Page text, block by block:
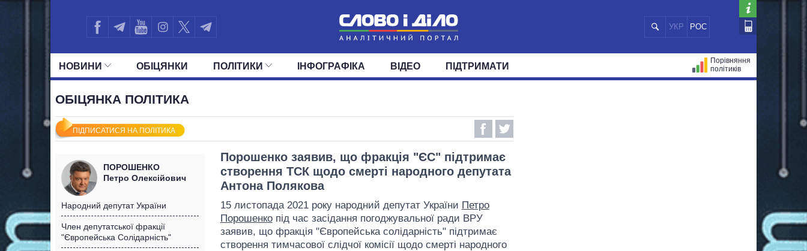
УКР РОС
НОВИНИ
СВІТ
ОБIЦЯНКИ ПОЛIТИКИ
ОКРУГИ
ІНФОГРАФІКА ВІДЕО ПІДТРИМАТИ
Порівняння
політиків
ОБІЦЯНКА ПОЛІТИКА
ПІДПИСАТИСЯ НА ПОЛІТИКА
ПОРОШЕНКО
Петро Олексійович
Народний депутат України
Член депутатської фракції
"Європейська Солідарність"
Порошенко заявив, що фракція "ЄС" підтримає
створення ТСК щодо смерті народного депутата
Антона Полякова
15 листопада 2021 року народний депутат України Петро
Порошенкопід час засідання погоджувальної ради ВРУ
заявив, що фракція "Європейська солідарність" підтримає
створення тимчасової слідчої комісії щодо смерті народного